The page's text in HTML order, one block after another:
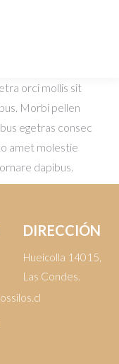
orci mollis sit
Morbi pellen
egetras consec
amet molestie
dapibus.
DIRECCIÓN
Hueícolla 14015,
Las Condes.